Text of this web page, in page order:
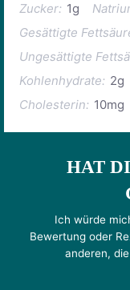
Zucker: 1g
Gesättigte
Ungesättigte
Kohlenhydrate: 2g
Cholesterin: 10mg
HAT
Ich würde
Bewertung oder
anderen,